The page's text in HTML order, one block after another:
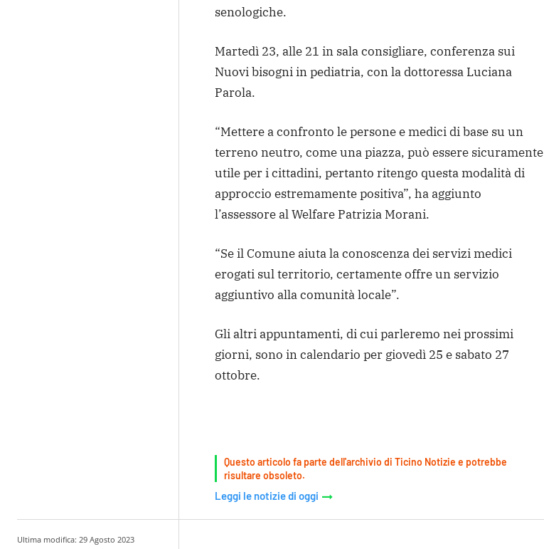
senologiche.
Martedì 23, alle 21 in sala consigliare, conferenza sui
Nuovi bisogni in pediatria, con la dottoressa Luciana
Parola.
“Mettere a confronto le persone e medici di base su un
terreno neutro, come una piazza, può essere sicuramente
utile per i cittadini, pertanto ritengo questa modalità di
approccio estremamente positiva”, ha aggiunto
l’assessore al Welfare Patrizia Morani.
“Se il Comune aiuta la conoscenza dei servizi medici
erogati sul territorio, certamente offre un servizio
aggiuntivo alla comunità locale”.
Gli altri appuntamenti, di cui parleremo nei prossimi
giorni, sono in calendario per giovedì 25 e sabato 27
ottobre.
Questo articolo fa parte dell'archivio di Ticino Notizie e potrebbe
risultare obsoleto.
Leggi le notizie di oggi
Ultima modifica: 29 Agosto 2023